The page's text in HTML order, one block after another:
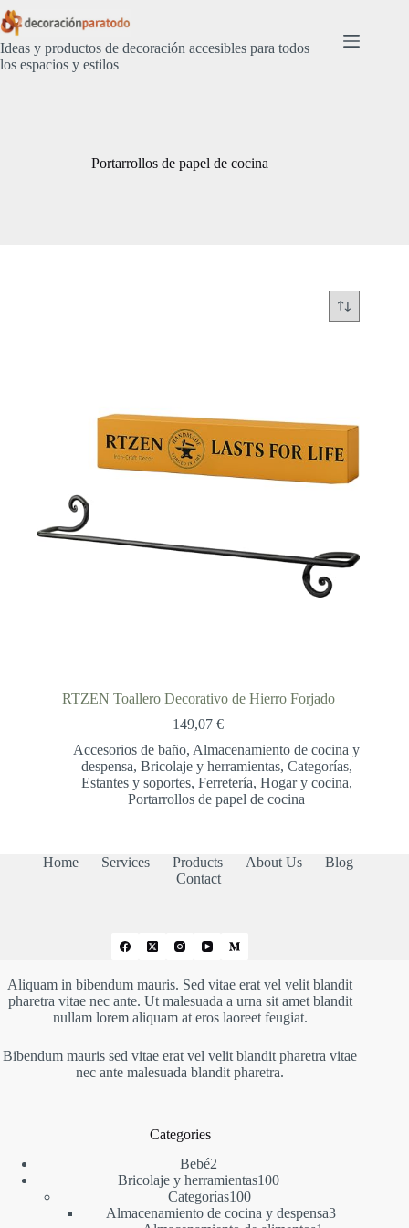
Saltar
al
contenido
Ideas y productos de decoración accesibles para todos
los espacios y estilos
Portarrollos de papel de cocina
RTZEN Toallero Decorativo de Hierro Forjado
149,07€
Accesorios de baño, Almacenamiento de cocina y
despensa, Bricolaje y herramientas, Categorías,
Estantes y soportes, Ferretería, Hogar y cocina,
Portarrollos de papel de cocina
Home Services Products About Us
Blog
Contact
Aliquam in bibendum mauris. Sed vitae erat vel velit blandit
pharetra vitae nec ante. Ut malesuada a urna sit amet blandit
nullam lorem aliquam at eros laoreet feugiat.
Bibendum mauris sed vitae erat vel velit blandit pharetra vitae
nec ante malesuada blandit pharetra.
Categories
Bebé22
productos
Bricolaje y herramientas100100
Categorías100100
productos
Almacenamiento de cocina y despensa33